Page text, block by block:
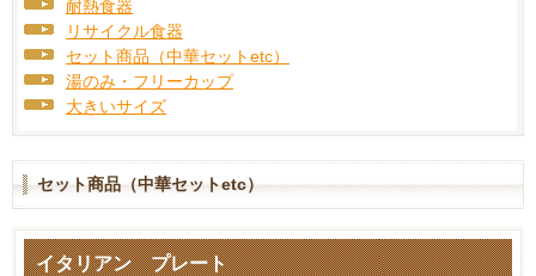
耐熱食器
リサイクル食器
セット商品（中華セットetc）
湯のみ・フリーカップ
大きいサイズ
セット商品（中華セットetc）
イタリアン プレート